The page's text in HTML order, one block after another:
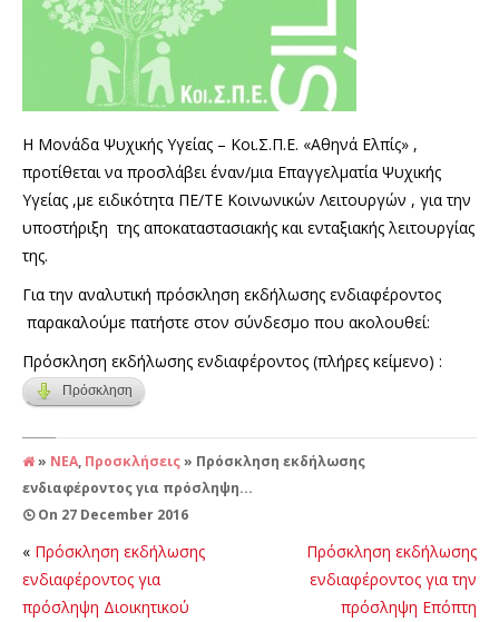
Η Μονάδα Ψυχικής Υγείας – Κοι.Σ.Π.Ε. «Αθηνά Ελπίς» ,
προτίθεται να προσλάβει έναν/μια Επαγγελματία Ψυχικής
Υγείας ,με ειδικότητα ΠΕ/ΤΕ Κοινωνικών Λειτουργών , για την
υποστήριξη της αποκαταστασιακής και ενταξιακής λειτουργίας
της.
Για την αναλυτική πρόσκληση εκδήλωσης ενδιαφέροντος
παρακαλούμε πατήστε στον σύνδεσμο που ακολουθεί:
Πρόσκληση εκδήλωσης ενδιαφέροντος (πλήρες κείμενο) :
Πρόσκληση
» NEA, Προσκλήσεις» Πρόσκληση εκδήλωσης
ενδιαφέροντος για πρόσληψη...
On 27 December 2016
« Πρόσκληση εκδήλωσης
ενδιαφέροντος για
πρόσληψη Διοικητικού
Πρόσκληση εκδήλωσης
ενδιαφέροντος για την
πρόσληψη Eπόπτη